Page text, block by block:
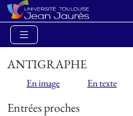
ANTIGRAPHE
En image En texte
Entrées proches